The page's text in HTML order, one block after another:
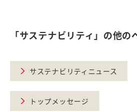
「サステナビリティ」の他の
サステナビリティニュース
トップメッセージ